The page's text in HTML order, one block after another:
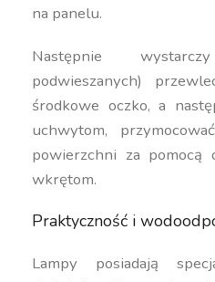
na panelu.
Następnie
podwieszanych)
środkowe oczko, a
uchwytom,
powierzchni za pomocą
wkrętom.
Praktyczność i
Lampy posiadają